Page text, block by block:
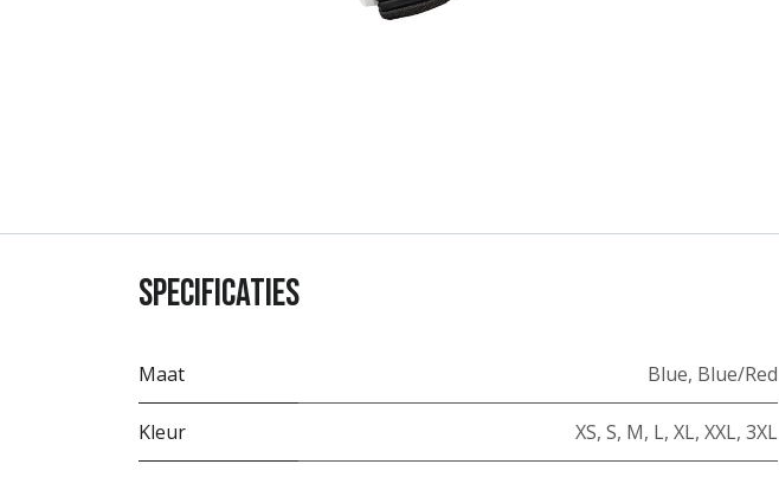
Specificaties
Maat Blue, Blue/Red
Kleur XS, S, M, L, XL, XXL, 3XL